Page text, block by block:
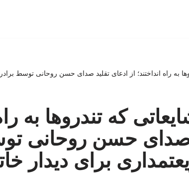
به راه انداختند؛ از ادعای تقلید صدای حسن روحانی توسط
که تندروها به راه
صدای حسن روحانی
برای دیدار